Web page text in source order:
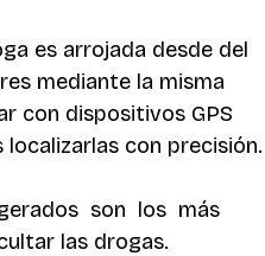
es arrojada desde del
mediante la misma
con dispositivos GPS
localizarlas con precisión.
son  los  más
las drogas.